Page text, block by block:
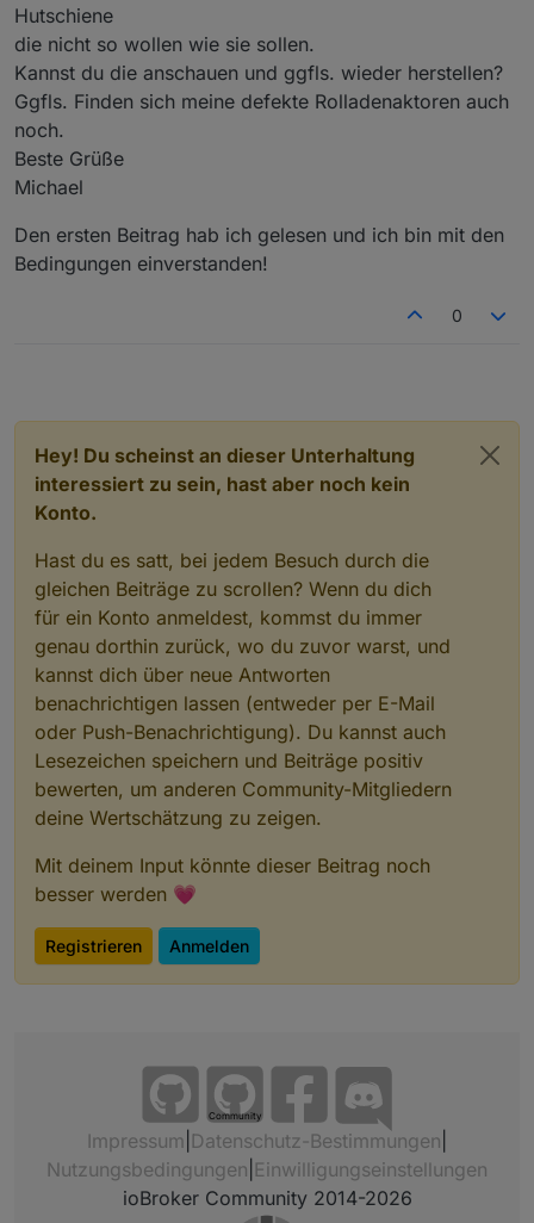
Hutschiene
die nicht so wollen wie sie sollen.
Kannst du die anschauen und ggfls. wieder herstellen?
Ggfls. Finden sich meine defekte Rolladenaktoren auch
noch.
Beste Grüße
Michael
Den ersten Beitrag hab ich gelesen und ich bin mit den
Bedingungen einverstanden!
0
Hey! Du scheinst an dieser Unterhaltung
interessiert zu sein, hast aber noch kein
Konto.
Hast du es satt, bei jedem Besuch durch die
gleichen Beiträge zu scrollen? Wenn du dich
für ein Konto anmeldest, kommst du immer
genau dorthin zurück, wo du zuvor warst, und
kannst dich über neue Antworten
benachrichtigen lassen (entweder per E-Mail
oder Push-Benachrichtigung). Du kannst auch
Lesezeichen speichern und Beiträge positiv
bewerten, um anderen Community-Mitgliedern
deine Wertschätzung zu zeigen.
Mit deinem Input könnte dieser Beitrag noch
besser werden 💗
Registrieren Anmelden
Community
Impressum Datenschutz-Bestimmungen
Nutzungsbedingungen Einwilligungseinstellungen
ioBroker Community 2014-2026